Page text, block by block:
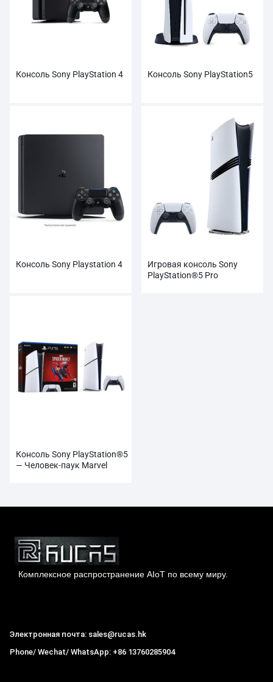
Консоль Sony PlayStation 4 Консоль Sony PlayStation5
Консоль Sony Playstation 4
Игровая консоль Sony
PlayStation®5 Pro
Консоль Sony PlayStation®5
— Человек-паук Marvel
Комплексное распространение AIoT по всему миру.
Электронная почта: sales@rucas.hk
Phone/ Wechat/ WhatsApp: +86 13760285904